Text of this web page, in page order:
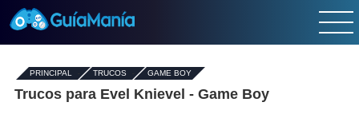
PRINCIPAL - TRUCOS- GAME BOY
Trucos para Evel Knievel - Game Boy